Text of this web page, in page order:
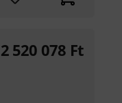
2 520 078 Ft